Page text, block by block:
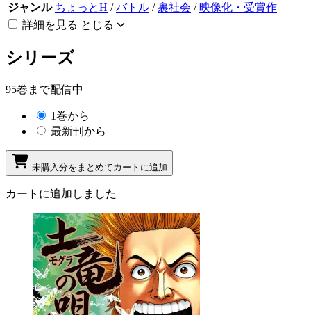
ジャンル ちょっとH /バトル /裏社会 / 映像化・受賞作
詳細を見る とじる
シリーズ
95巻まで配信中
1巻から
最新刊から
未購入分をまとめてカートに追加
カートに追加しました